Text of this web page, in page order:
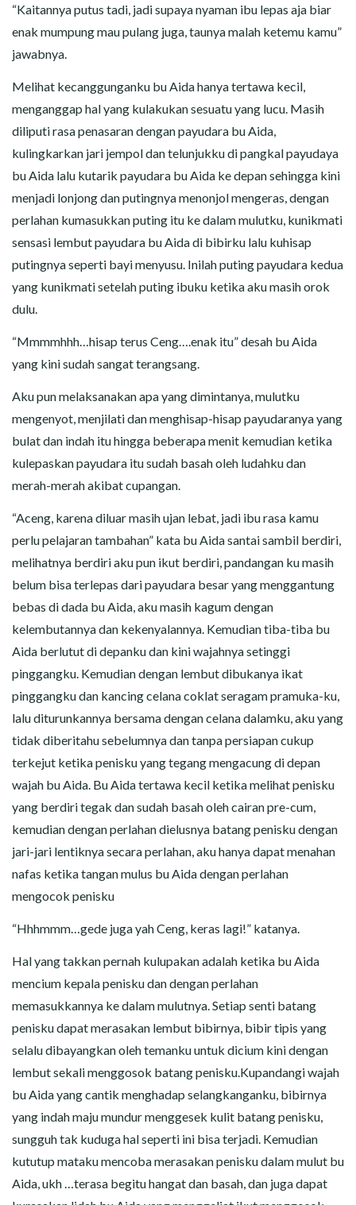
“Kaitannya putus tadi, jadi supaya nyaman ibu lepas aja biar
enak mumpung mau pulang juga, taunya malah ketemu kamu”
jawabnya.
Melihat kecanggunganku bu Aida hanya tertawa kecil,
menganggap hal yang kulakukan sesuatu yang lucu. Masih
diliputi rasa penasaran dengan payudara bu Aida,
kulingkarkan jari jempol dan telunjukku di pangkal payudaya
bu Aida lalu kutarik payudara bu Aida ke depan sehingga kini
menjadi lonjong dan putingnya menonjol mengeras, dengan
perlahan kumasukkan puting itu ke dalam mulutku, kunikmati
sensasi lembut payudara bu Aida di bibirku lalu kuhisap
putingnya seperti bayi menyusu. Inilah puting payudara kedua
yang kunikmati setelah puting ibuku ketika aku masih orok
dulu.
“Mmmmhhh…hisap terus Ceng….enak itu” desah bu Aida
yang kini sudah sangat terangsang.
Aku pun melaksanakan apa yang dimintanya, mulutku
mengenyot, menjilati dan menghisap-hisap payudaranya yang
bulat dan indah itu hingga beberapa menit kemudian ketika
kulepaskan payudara itu sudah basah oleh ludahku dan
merah-merah akibat cupangan.
“Aceng, karena diluar masih ujan lebat, jadi ibu rasa kamu
perlu pelajaran tambahan” kata bu Aida santai sambil berdiri,
melihatnya berdiri aku pun ikut berdiri, pandangan ku masih
belum bisa terlepas dari payudara besar yang menggantung
bebas di dada bu Aida, aku masih kagum dengan
kelembutannya dan kekenyalannya. Kemudian tiba-tiba bu
Aida berlutut di depanku dan kini wajahnya setinggi
pinggangku. Kemudian dengan lembut dibukanya ikat
pinggangku dan kancing celana coklat seragam pramuka-ku,
lalu diturunkannya bersama dengan celana dalamku, aku yang
tidak diberitahu sebelumnya dan tanpa persiapan cukup
terkejut ketika penisku yang tegang mengacung di depan
wajah bu Aida. Bu Aida tertawa kecil ketika melihat penisku
yang berdiri tegak dan sudah basah oleh cairan pre-cum,
kemudian dengan perlahan dielusnya batang penisku dengan
jari-jari lentiknya secara perlahan, aku hanya dapat menahan
nafas ketika tangan mulus bu Aida dengan perlahan
mengocok penisku
“Hhhmmm…gede juga yah Ceng, keras lagi!” katanya.
Hal yang takkan pernah kulupakan adalah ketika bu Aida
mencium kepala penisku dan dengan perlahan
memasukkannya ke dalam mulutnya. Setiap senti batang
penisku dapat merasakan lembut bibirnya, bibir tipis yang
selalu dibayangkan oleh temanku untuk dicium kini dengan
lembut sekali menggosok batang penisku.Kupandangi wajah
bu Aida yang cantik menghadap selangkanganku, bibirnya
yang indah maju mundur menggesek kulit batang penisku,
sungguh tak kuduga hal seperti ini bisa terjadi. Kemudian
kututup mataku mencoba merasakan penisku dalam mulut bu
Aida, ukh …terasa begitu hangat dan basah, dan juga dapat